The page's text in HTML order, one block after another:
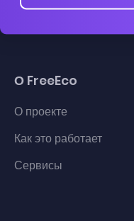
О FreeEco
О проекте
Как это работает
Сервисы